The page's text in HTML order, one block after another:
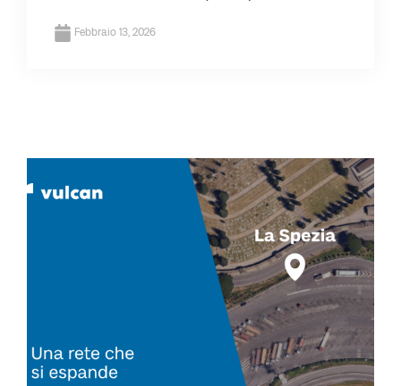
Febbraio 13, 2026